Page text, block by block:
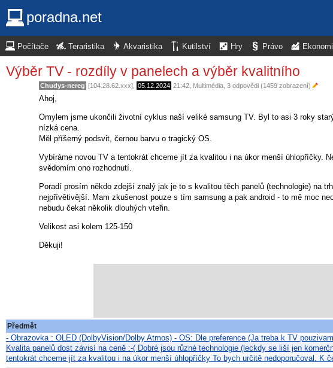
poradna.net
Počítače Teraristika Akvaristika Kutilství Hry Právo
Výběr TV - rozdíly v panelech a výběr kvalitního
Chudys-nereg [104.28.62.xxx], 05.12.2024 21:42 Multimédia , 3 odpovědi (1459 zobrazení)
Ahoj,
Omylem jsme ukončili životní cyklus naší veliké samsung TV. Byl to asi 3 roky
nízká cena.
Měl příšerný podsvit, černou barvu o tragický OS.
Vybíráme novou TV a tentokrát chceme jít za kvalitou i na úkor menší úhlopříčky.
svědomím ono rozhodnutí.
Poradí prosím někdo zdejší znalý jak je to s kvalitou těch panelů (technologie) na
nejpřívětivější. Mam zkušenost pouze s tím samsung a pak android - to mě moc
nebudu čekat několik dlouhých vteřin.
Velikost asi kolem 125-150
Děkuji!
Předmět
- Obrazovka : OLED (DolbyVision/Dolby Atmos) - OS: Dle preference (Ja treba k TV
Kvalita panelů dost závisí na ceně :-( Dobré jsou různé technologie (leckdy se liší jen
tentokrát chceme jít za kvalitou i na úkor menší úhlopříčky To bych určitě nedoporučoval. K